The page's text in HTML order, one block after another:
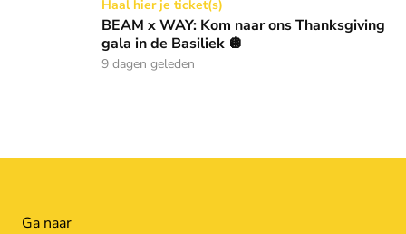
BEAM x WAY: Kom naar ons Thanksgiving gala in de
Haal hier je ticket(s)
BEAM x WAY: Kom naar ons Thanksgiving
gala in de Basiliek 🪩
9 dagen geleden
Ga naar